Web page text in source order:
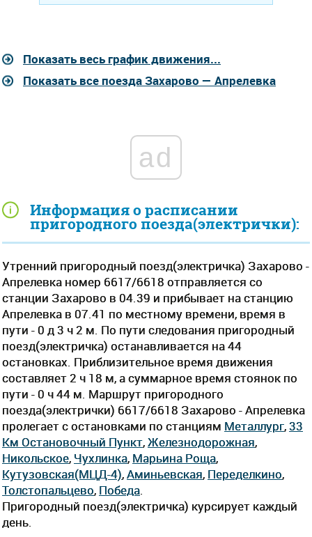
Информация о расписании
пригородного поезда(электрички):
Утренний пригородный поезд(электричка) Захарово -
Апрелевка номер 6617/6618 отправляется со
станции Захарово в 04.39 и прибывает на станцию
Апрелевка в 07.41 по местному времени, время в
пути - 0 д 3 ч 2 м. По пути следования пригородный
поезд(электричка) останавливается на 44
остановках. Приблизительное время движения
составляет 2 ч 18 м, а суммарное время стоянок по
пути - 0 ч 44 м. Маршрут пригородного
поезда(электрички) 6617/6618 Захарово - Апрелевка
пролегает c остановками по станциям Металлург,33
Км Остановочный Пункт,Железнодорожная,
Никольское, Чухлинка, Марьина Роща,
Кутузовская(МЦД-4),Аминьевская, Переделкино,
Толстопальцево, Победа
Пригородный поезд(электричка) курсирует каждый
день.
Показать весь график движения...
Показать все поезда Захарово — Апрелевка
ad